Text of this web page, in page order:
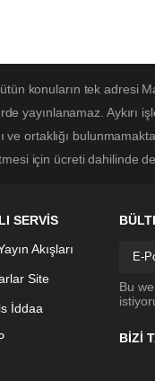
konuların tek adresi
yayınlanamaz. Aykırı
ortaklığı
için ücreti dahilinde
SERVİS
Akışları
Site
İddaa
Bu
BİZİ